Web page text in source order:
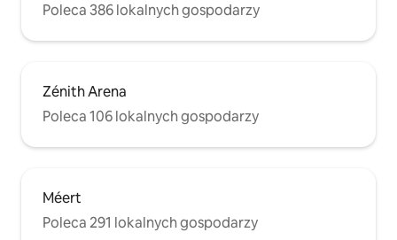
Poleca 386 lokalnych gospodarzy
Zénith Arena
Poleca 106 lokalnych gospodarzy
Méert
Poleca 291 lokalnych gospodarzy